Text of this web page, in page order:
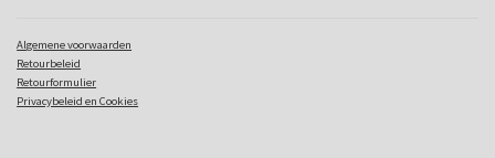
Algemene voorwaarden
Retourbeleid
Retourformulier
Privacybeleid en Cookies